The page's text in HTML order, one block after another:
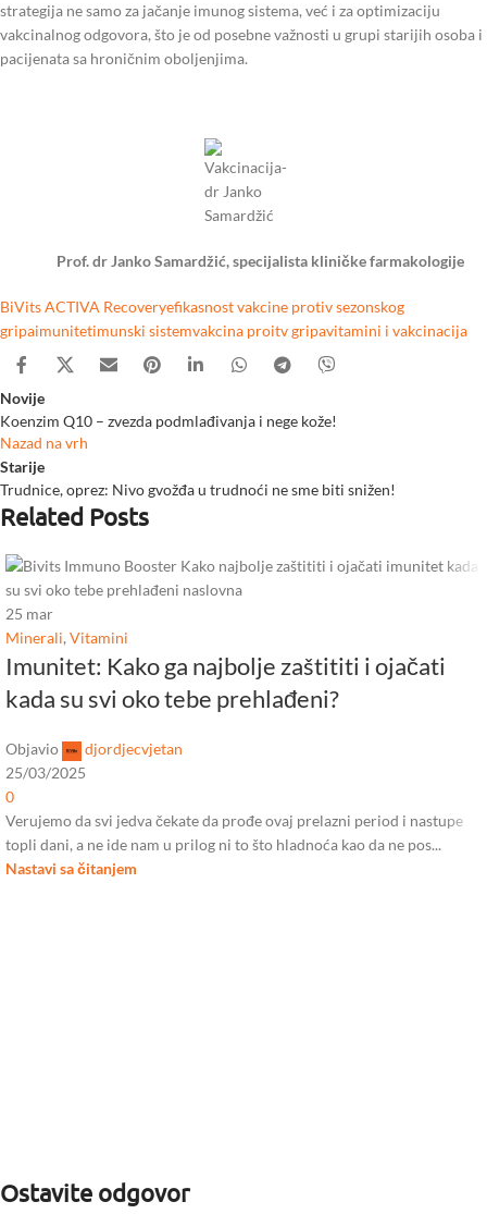
strategija ne samo za jačanje imunog sistema, već i za optimizaciju
vakcinalnog odgovora, što je od posebne važnosti u grupi starijih osoba i
pacijenata sa hroničnim oboljenjima.
Prof. dr Janko Samardžić, specijalista kliničke farmakologije
BiVits ACTIVA Recoveryefikasnost vakcine protiv sezonskog
gripaimunitetimunski sistemvakcina proitv gripavitamini i vakcinacija
Novije
Koenzim Q10 – zvezda podmlađivanja i nege kože!
Nazad na vrh
Starije
Trudnice, oprez: Nivo gvožđa u trudnoći ne sme biti snižen!
Related Posts
25 mar
Minerali, Vitamini
Imunitet: Kako ga najbolje zaštititi i ojačati
kada su svi oko tebe prehlađeni?
Objavio
djordjecvjetan
25/03/2025
0
Verujemo da svi jedva čekate da prođe ovaj prelazni period i nastupe
topli dani, a ne ide nam u prilog ni to što hladnoća kao da ne pos...
Nastavi sa čitanjem
Ostavite odgovor